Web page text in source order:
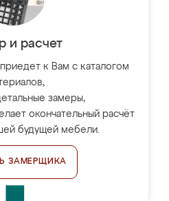
и расчет
к Вам с каталогом
замеры,
окончательный расчёт
будущей мебели.
ЗАМЕРЩИКА